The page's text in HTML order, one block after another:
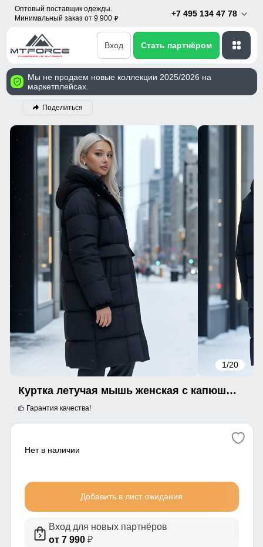
Оптовый поставщик одежды.
Минимальный заказ от 9 900 p
+7 495 134 47 78
Вход Стать партнёром
Мы не продаем новые коллекции 2025/2026 на
маркетплейсах.
Поделиться
1/20
Куртка летучая мышь женская с капюшоном зимняя черного цвета 9621Ch
Гарантия качества!
Нет в наличии
Добавить в лист ожидания
Вход для новых партнёров
от 7 990₽